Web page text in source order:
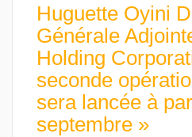
Huguette Oyini
Générale
Holding
seconde
sera lancée à
septembre »